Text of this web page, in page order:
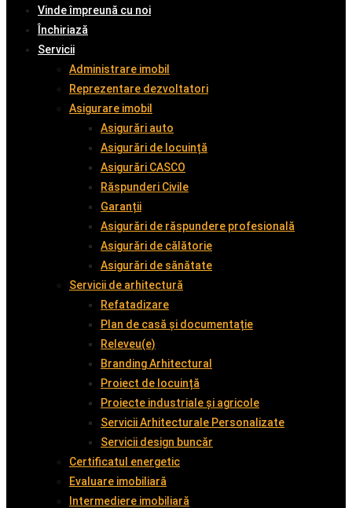
Vinde împreună cu noi
Închiriază
Servicii
Administrare imobil
Reprezentare dezvoltatori
Asigurare imobil
Asigurări auto
Asigurări de locuință
Asigurări CASCO
Răspunderi Civile
Garanții
Asigurări de răspundere profesională
Asigurări de călătorie
Asigurări de sănătate
Servicii de arhitectură
Refatadizare
Plan de casă și documentație
Releveu(e)
Branding Arhitectural
Proiect de locuință
Proiecte industriale și agricole
Servicii Arhitecturale Personalizate
Servicii design buncăr
Certificatul energetic
Evaluare imobiliară
Intermediere imobiliară